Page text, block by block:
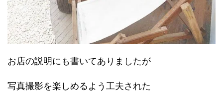
お店の説明にも書いてありましたが
写真撮影を楽しめるよう工夫された